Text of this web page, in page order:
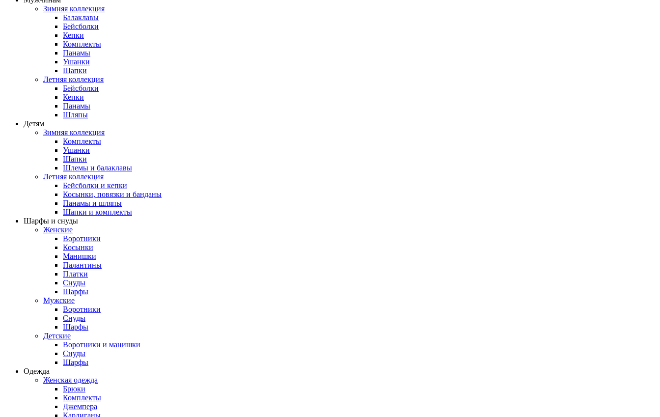
Зимняя коллекция
Балаклавы
Бейсболки
Кепки
Комплекты
Панамы
Ушанки
Шапки
Летняя коллекция
Бейсболки
Кепки
Панамы
Шляпы
Детям
Зимняя коллекция
Комплекты
Ушанки
Шапки
Шлемы и балаклавы
Летняя коллекция
Бейсболки и кепки
Косынки, повязки и банданы
Панамы и шляпы
Шапки и комплекты
Шарфы и снуды
Женские
Воротники
Косынки
Манишки
Палантины
Платки
Снуды
Шарфы
Мужские
Воротники
Снуды
Шарфы
Детские
Воротники и манишки
Снуды
Шарфы
Одежда
Женская одежда
Брюки
Комплекты
Джемпера
Кардиганы